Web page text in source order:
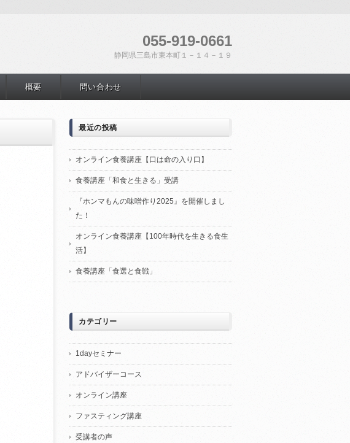
055-919-0661
静岡県三島市東本町１－１４－１９
概要 問い合わせ
最近の投稿
オンライン食養講座【口は命の入り口】
食養講座「和食と生きる」受講
『ホンマもんの味噌作り2025』を開催しまし
た！
オンライン食養講座【100年時代を生きる食生
活】
食養講座「食選と食戦」
カテゴリー
1dayセミナー
アドバイザーコース
オンライン講座
ファスティング講座
受講者の声